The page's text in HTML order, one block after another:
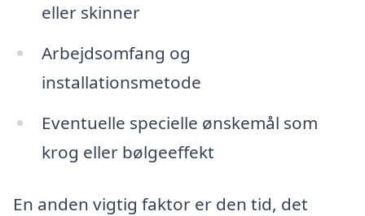
eller skinner
Arbejdsomfang og
installationsmetode
Eventuelle specielle ønskemål som
krog eller bølgeeffekt
En anden vigtig faktor er den tid, det